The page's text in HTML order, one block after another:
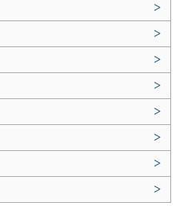
>
>
>
>
>
>
>
>